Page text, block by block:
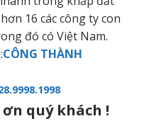
16 các công ty con
đó có Việt Nam.
CÔNG THÀNH
quý khách !